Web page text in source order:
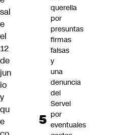
sal
e
el
12
de
jun
io
y
qu
e
querella
por
presuntas
firmas
falsas
y
una
denuncia
del
Servel
por
eventuales